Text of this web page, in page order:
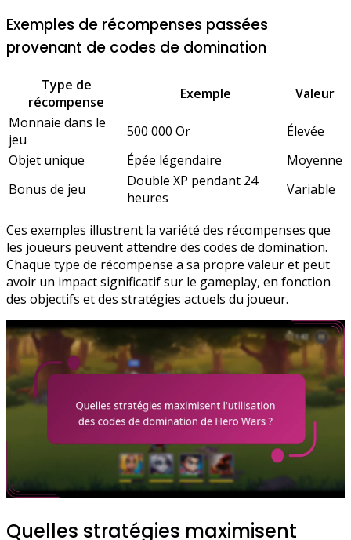
Exemples de récompenses passées
provenant de codes de domination
Type de
récompense
Exemple
Valeur
Monnaie dans le
jeu
500 000 Or
Élevée
Objet unique
Épée légendaire
Moyenne
Bonus de jeu
Double XP pendant 24
heures
Variable
Ces exemples illustrent la variété des récompenses que
les joueurs peuvent attendre des codes de domination.
Chaque type de récompense a sa propre valeur et peut
avoir un impact significatif sur le gameplay, en fonction
des objectifs et des stratégies actuels du joueur.
Quelles stratégies maximisent